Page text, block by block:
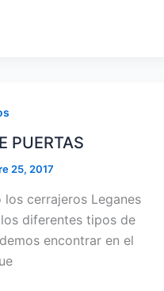
PUERTAS
25, 2017
cerrajeros Leganes
diferentes tipos de
encontrar en el